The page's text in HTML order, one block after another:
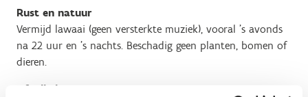
Rust en natuur
Vermijd lawaai (geen versterkte muziek), vooral ’s avonds
na 22 uur en ’s nachts. Beschadig geen planten, bomen of
dieren.
Afvalbeheer